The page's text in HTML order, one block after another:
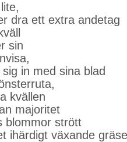
dra ett extra andetag
sin
in med sina blad
kvällen
majoritet
blommor strött
ihärdigt växande